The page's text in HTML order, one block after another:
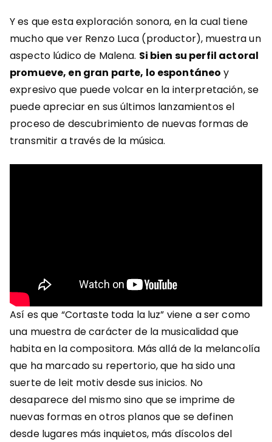
Y es que esta exploración sonora, en la cual tiene
mucho que ver Renzo Luca (productor), muestra un
aspecto lúdico de Malena. Si bien su perfil actoral
promueve, en gran parte, lo espontáneo y
expresivo que puede volcar en la interpretación, se
puede apreciar en sus últimos lanzamientos el
proceso de descubrimiento de nuevas formas de
transmitir a través de la música.
Así es que “Cortaste toda la luz” viene a ser como
una muestra de carácter de la musicalidad que
habita en la compositora. Más allá de la melancolía
que ha marcado su repertorio, que ha sido una
suerte de leit motiv desde sus inicios. No
desaparece del mismo sino que se imprime de
nuevas formas en otros planos que se definen
desde lugares más inquietos, más díscolos del